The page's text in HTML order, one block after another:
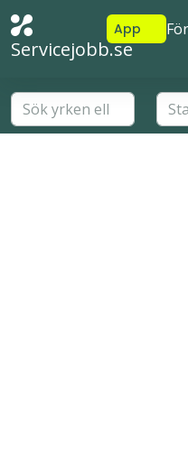
Servicejobb.se
App